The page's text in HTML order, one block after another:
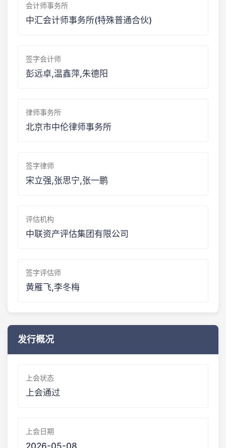
会计师事务所
中汇会计师事务所(特殊普通合伙)
签字会计师
彭远卓,温鑫萍,朱德阳
律师事务所
北京市中伦律师事务所
签字律师
宋立强,张思宁,张一鹏
评估机构
中联资产评估集团有限公司
签字评估师
黄雁飞,李冬梅
发行概况
上会状态
上会通过
上会日期
2026-05-08